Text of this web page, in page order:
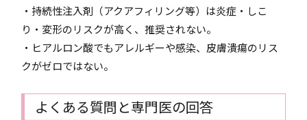
・持続性注入剤（アクアフィリング等）は炎症・しこ
り・変形のリスクが高く、推奨されない。
・ヒアルロン酸でもアレルギーや感染、皮膚潰瘍のリス
クがゼロではない。
よくある質問と専門医の回答